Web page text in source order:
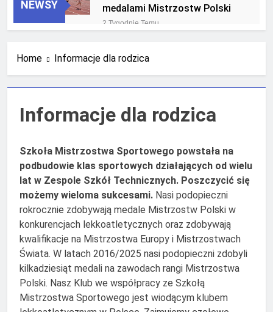
NEWSY
medalami Mistrzostw Polski
2 Tygodnie Temu
mistrzostw Polski U23 w
4 Tygodnie Temu
Home Informacje dla rodzica
Informacje dla rodzica
Szkoła Mistrzostwa Sportowego powstała na
podbudowie klas sportowych działających od wielu
lat w Zespole Szkół Technicznych. Poszczycić się
możemy wieloma sukcesami. Nasi podopieczni
rokrocznie zdobywają medale Mistrzostw Polski w
konkurencjach lekkoatletycznych oraz zdobywają
kwalifikacje na Mistrzostwa Europy i Mistrzostwach
Świata. W latach 2016/2025 nasi podopieczni zdobyli
kilkadziesiąt medali na zawodach rangi Mistrzostwa
Polski. Nasz Klub we współpracy ze Szkołą
Mistrzostwa Sportowego jest wiodącym klubem